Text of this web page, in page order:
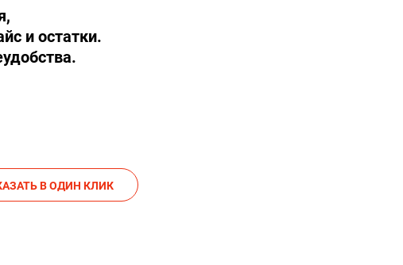
и остатки.
ЗАКАЗАТЬ В ОДИН КЛИК